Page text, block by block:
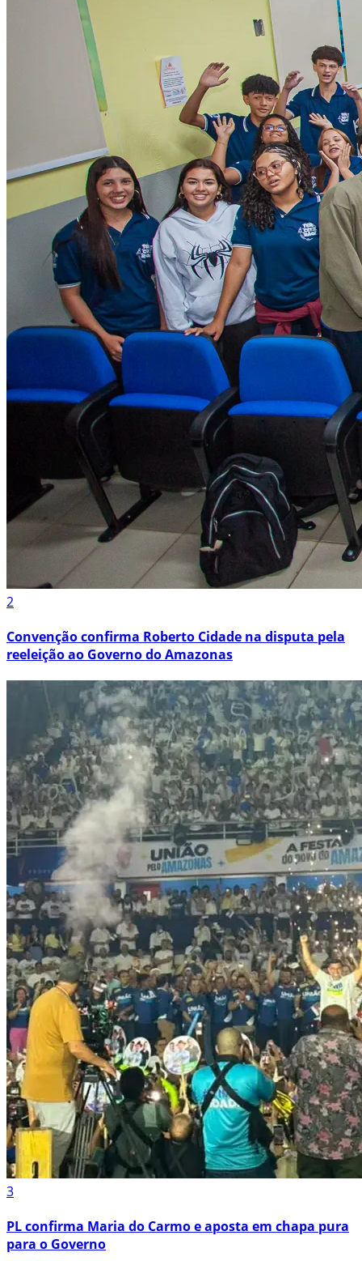
2
Convenção confirma Roberto Cidade na disputa pela
reeleição ao Governo do Amazonas
3
PL confirma Maria do Carmo e aposta em chapa pura
para o Governo